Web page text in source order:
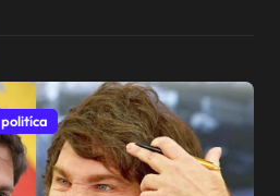
politíca